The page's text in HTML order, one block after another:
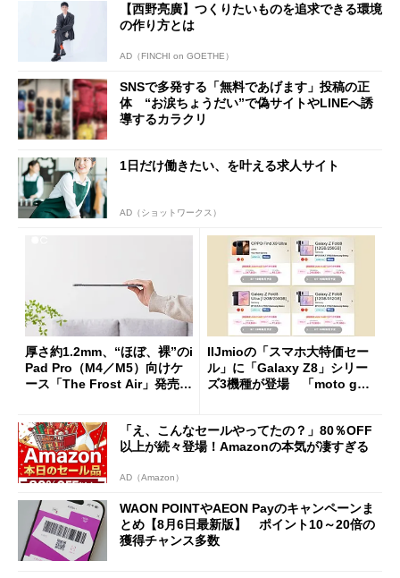
【西野亮廣】つくりたいものを追求できる環境
の作り方とは
AD（FINCHI on GOETHE）
SNSで多発する「無料であげます」投稿の正
体 “お涙ちょうだい”で偽サイトやLINEへ誘
導するカラクリ
1日だけ働きたい、を叶える求人サイト
AD（ショットワークス）
厚さ約1.2mm、“ほぼ、裸”のi
Pad Pro（M4／M5）向けケ
ース「The Frost Air」発売
IIJmioの「スマホ大特価セー
ル」に「Galaxy Z8」シリー
ズ3機種が登場 「moto g37
「え、こんなセールやってたの？」80％OFF
以上が続々登場！Amazonの本気が凄すぎる
AD（Amazon）
WAON POINTやAEON Payのキャンペーンま
とめ【8月6日最新版】 ポイント10～20倍の
獲得チャンス多数